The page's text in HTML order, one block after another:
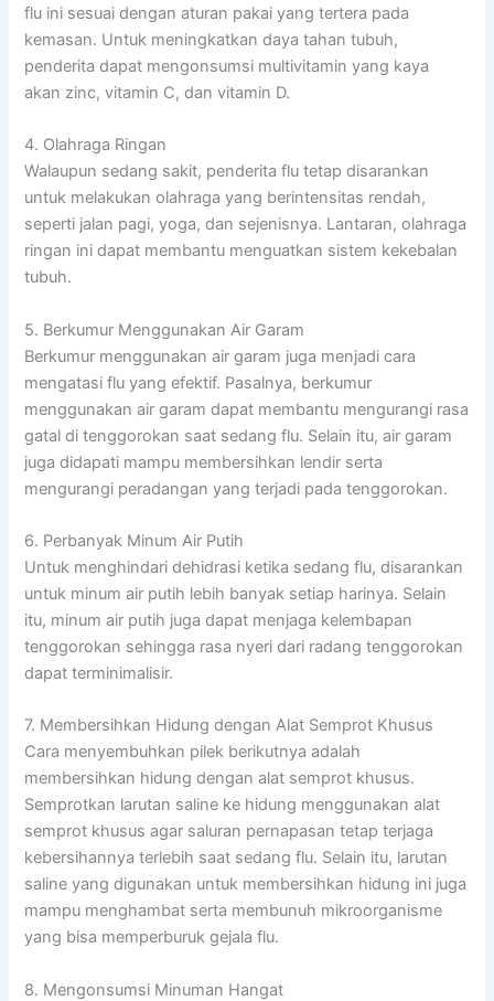
flu ini sesuai dengan aturan pakai yang tertera pada
kemasan. Untuk meningkatkan daya tahan tubuh,
penderita dapat mengonsumsi multivitamin yang kaya
akan zinc, vitamin C, dan vitamin D.
4. Olahraga Ringan
Walaupun sedang sakit, penderita flu tetap disarankan
untuk melakukan olahraga yang berintensitas rendah,
seperti jalan pagi, yoga, dan sejenisnya. Lantaran, olahraga
ringan ini dapat membantu menguatkan sistem kekebalan
tubuh.
5. Berkumur Menggunakan Air Garam
Berkumur menggunakan air garam juga menjadi cara
mengatasi flu yang efektif. Pasalnya, berkumur
menggunakan air garam dapat membantu mengurangi rasa
gatal di tenggorokan saat sedang flu. Selain itu, air garam
juga didapati mampu membersihkan lendir serta
mengurangi peradangan yang terjadi pada tenggorokan.
6. Perbanyak Minum Air Putih
Untuk menghindari dehidrasi ketika sedang flu, disarankan
untuk minum air putih lebih banyak setiap harinya. Selain
itu, minum air putih juga dapat menjaga kelembapan
tenggorokan sehingga rasa nyeri dari radang tenggorokan
dapat terminimalisir.
7. Membersihkan Hidung dengan Alat Semprot Khusus
Cara menyembuhkan pilek berikutnya adalah
membersihkan hidung dengan alat semprot khusus.
Semprotkan larutan saline ke hidung menggunakan alat
semprot khusus agar saluran pernapasan tetap terjaga
kebersihannya terlebih saat sedang flu. Selain itu, larutan
saline yang digunakan untuk membersihkan hidung ini juga
mampu menghambat serta membunuh mikroorganisme
yang bisa memperburuk gejala flu.
8. Mengonsumsi Minuman Hangat